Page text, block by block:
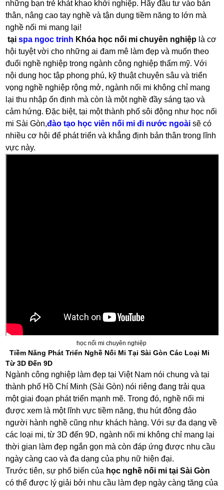
những bạn trẻ khát khao khởi nghiệp. Hãy đầu tư vào bản
thân, nâng cao tay nghề và tận dụng tiềm năng to lớn mà
nghề nối mi mang lại!
tạispa ngoc trinh Khóa học nối mi chuyên nghiệp là cơ
hội tuyệt vời cho những ai đam mê làm đẹp và muốn theo
đuổi nghề nghiệp trong ngành công nghiệp thẩm mỹ. Với
nội dung học tập phong phú, kỹ thuật chuyên sâu và triển
vọng nghề nghiệp rộng mở, ngành nối mi không chỉ mang
lại thu nhập ổn định mà còn là một nghề đầy sáng tạo và
cảm hứng. Đặc biệt, tại một thành phố sôi động như học nối
mi Sài Gòn,đào tạo học viên nối mi đi nước ngoài sẽ có
nhiều cơ hội để phát triển và khẳng định bản thân trong lĩnh
vực này.
học nối mi chuyên nghiệp
Tiềm Năng Phát Triển Nghề Nối Mi Tại Sài Gòn Các Loại Mi
Từ 3D Đến 9D
Ngành công nghiệp làm đẹp tại Việt Nam nói chung và tại
thành phố Hồ Chí Minh (Sài Gòn) nói riêng đang trải qua
một giai đoạn phát triển mạnh mẽ. Trong đó, nghề nối mi
được xem là một lĩnh vực tiềm năng, thu hút đông đảo
người hành nghề cũng như khách hàng. Với sự đa dạng về
các loại mi, từ 3D đến 9D, ngành nối mi không chỉ mang lại
thời gian làm đẹp ngắn gọn mà còn đáp ứng được nhu cầu
ngày càng cao và đa dạng của phụ nữ hiện đại.
Trước tiên, sự phổ biến của học nghề nối mi tại Sài Gòn
có thể được lý giải bởi nhu cầu làm đẹp ngày càng tăng của